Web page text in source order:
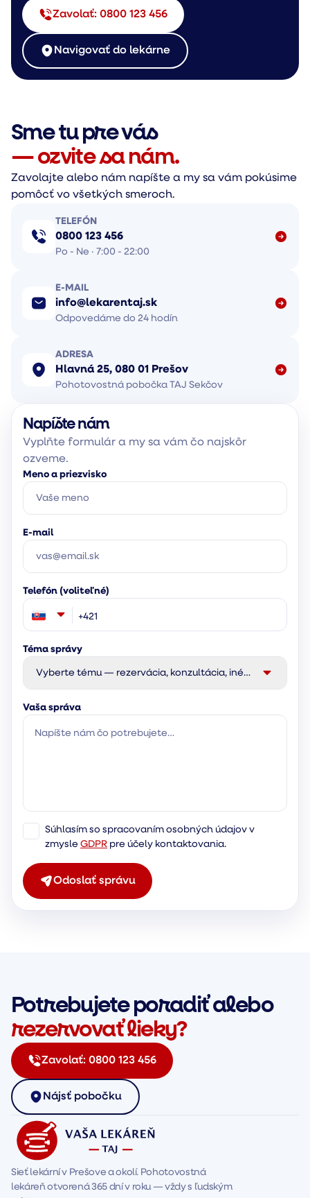
Zavolať: 0800 123 456
Navigovať do lekárne
Sme tu pre vás
— ozvite sa nám.
Zavolajte alebo nám napíšte a my sa vám pokúsime
pomôcť vo všetkých smeroch.
TELEFÓN
0800 123 456
Po - Ne · 7:00 - 22:00
E-MAIL
info@lekarentaj.sk
Odpovedáme do 24 hodín
ADRESA
Hlavná 25, 080 01 Prešov
Pohotovostná pobočka TAJ Sekčov
Napíšte nám
Vyplňte formulár a my sa vám čo najskôr
ozveme.
Meno a priezvisko
E-mail
Telefón (voliteľné)
Téma správy
Vyberte tému — rezervácia, konzultácia, iné…
Vaša správa
Súhlasím so spracovaním osobných údajov v
zmysle GDPR pre účely kontaktovania.
Odoslať správu
Potrebujete poradiť alebo
rezervovať lieky?
Zavolať: 0800 123 456
Nájsť pobočku
Sieť lekární v Prešove a okolí. Pohotovostná
lekáreň otvorená 365 dní v roku — vždy s ľudským